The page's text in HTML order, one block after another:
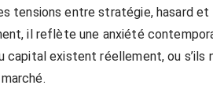
tensions entre stratégie, hasard et
il reflète une anxiété
capital existent réellement, ou s’ils